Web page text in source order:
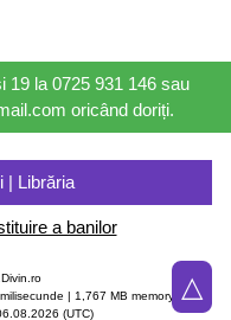
19 la 0725 931 146 sau
oricând doriți.
| Librăria
a banilor
milisecunde | 1,767 MB memory |
(UTC)
△